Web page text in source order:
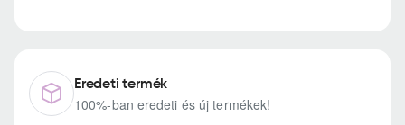
Eredeti termék
100%-ban eredeti és új termékek!